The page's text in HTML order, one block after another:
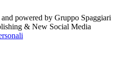
powered by Gruppo Spaggiari
& New Social Media